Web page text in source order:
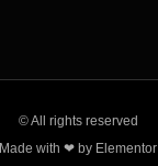
© All rights reserved
Made with ❤ by Elementor